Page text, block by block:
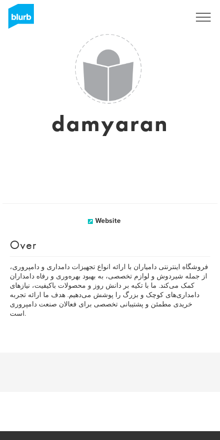
damyaran
Website
Over
فروشگاه اینترنتی دامیاران با ارائه انواع تجهیزات دامداری و دامپروری،
از جمله شیردوش و لوازم تخصصی، به بهبود بهره‌وری و رفاه دامداران
کمک می‌کند. ما با تکیه بر دانش روز و محصولات باکیفیت، نیازهای
دامداری‌های کوچک و بزرگ را پوشش می‌دهیم. هدف ما ارائه تجربه
خریدی مطمئن و پشتیبانی تخصصی برای فعالان صنعت دامپروری
است.